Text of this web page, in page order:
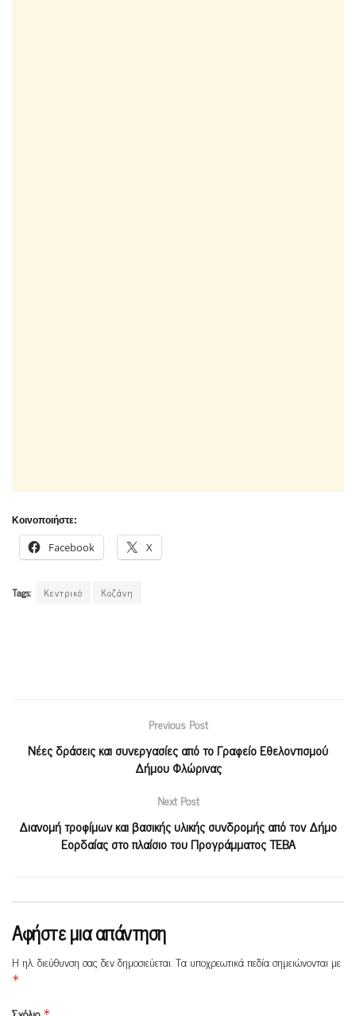
Κοινοποιήστε:
Facebook X
Tags: Κεντρικό Κοζάνη
Previous Post
Νέες δράσεις και συνεργασίες από το Γραφείο Εθελοντισμού
Δήμου Φλώρινας
Next Post
Διανομή τροφίμων και βασικής υλικής συνδρομής από τον Δήμο
Εορδαίας στο πλαίσιο του Προγράμματος ΤΕΒΑ
Αφήστε μια απάντηση
Η ηλ. διεύθυνση σας δεν δημοσιεύεται.Τα υποχρεωτικά πεδία σημειώνονται με
*